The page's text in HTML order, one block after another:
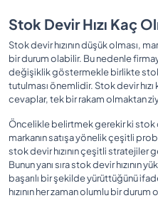
Stok Devir Hızı Kaç
Stok devir hızının düşük olması,
bir durum olabilir. Bu nedenle
değişiklik göstermekle birlikte stok
tutulması önemlidir. Stok devir
cevaplar, tek bir rakam olmaktan
Öncelikle belirtmek gerekir ki stok
markanın satışa yönelik çeşitli
stok devir hızının çeşitli stratejiler
Bunun yanı sıra stok devir hızının
başarılı bir şekilde yürüttüğünü
hızının her zaman olumlu bir